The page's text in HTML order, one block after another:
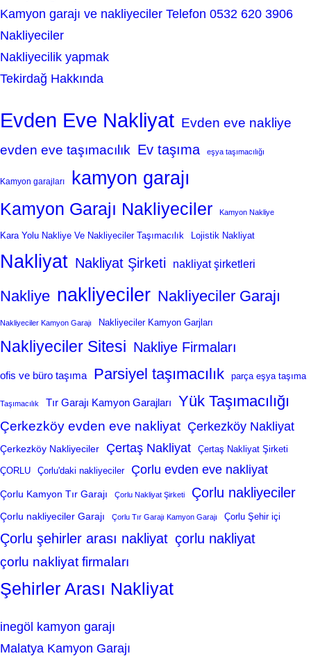
Kamyon garajı ve nakliyeciler Telefon 0532 620 3906
Nakliyeciler
Nakliyecilik yapmak
Tekirdağ Hakkında
Evden Eve Nakliyat Evden eve nakliye
evden eve taşımacılık Ev taşıma eşya taşımacılığı
Kamyon garajları kamyon garajı
Kamyon Garajı Nakliyeciler Kamyon Nakliye
Kara Yolu Nakliye Ve Nakliyeciler Taşımacılık Lojistik Nakliyat
Nakliyat Nakliyat Şirketi nakliyat şirketleri
Nakliye nakliyeciler Nakliyeciler Garajı
Nakliyeciler Kamyon Garajı Nakliyeciler Kamyon Garjları
Nakliyeciler Sitesi Nakliye Firmaları
ofis ve büro taşıma Parsiyel taşımacılık parça eşya taşıma
Taşımacılık Tır Garajı Kamyon Garajları Yük Taşımacılığı
Çerkezköy evden eve nakliyat Çerkezköy Nakliyat
Çerkezköy Nakliyeciler Çertaş Nakliyat Çertaş Nakliyat Şirketi
ÇORLU Çorlu'daki nakliyeciler Çorlu evden eve nakliyat
Çorlu Kamyon Tır Garajı Çorlu Nakliyat Şirketi Çorlu nakliyeciler
Çorlu nakliyeciler Garajı Çorlu Tır Garajı Kamyon Garajı Çorlu Şehir içi
Çorlu şehirler arası nakliyat çorlu nakliyat
çorlu nakliyat firmaları
Şehirler Arası Nakliyat
inegöl kamyon garajı
Malatya Kamyon Garajı